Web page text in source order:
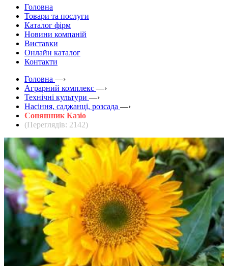
Головна
Товари та послуги
Каталог фірм
Новини компаній
Виставки
Онлайн каталог
Контакти
Головна —›
Аграрний комплекс —›
Технічні культури —›
Насіння, саджанці, розсада —›
Cоняшник Казіо
(Переглядів: 2142)